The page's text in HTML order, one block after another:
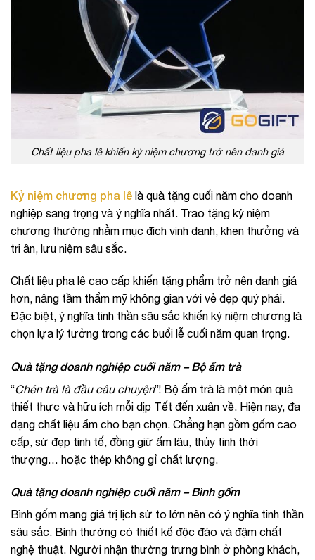
Chất liệu pha lê khiến kỷ niệm chương trở nên danh giá
Kỷ niệm chương pha lê là quà tặng cuối năm cho doanh
nghiệp sang trọng và ý nghĩa nhất. Trao tặng kỷ niệm
chương thường nhằm mục đích vinh danh, khen thưởng và
tri ân, lưu niệm sâu sắc.
Chất liệu pha lê cao cấp khiến tặng phẩm trở nên danh giá
hơn, nâng tầm thẩm mỹ không gian với vẻ đẹp quý phái.
Đặc biệt, ý nghĩa tinh thần sâu sắc khiến kỷ niệm chương là
chọn lựa lý tưởng trong các buổi lễ cuối năm quan trọng.
Quà tặng doanh nghiệp cuối năm – Bộ ấm trà
“Chén trà là đầu câu chuyện”! Bộ ấm trà là một món quà
thiết thực và hữu ích mỗi dịp Tết đến xuân về. Hiện nay, đa
dạng chất liệu ấm cho bạn chọn. Chẳng hạn gồm gốm cao
cấp, sứ đẹp tinh tế, đồng giữ ấm lâu, thủy tinh thời
thượng… hoặc thép không gỉ chất lượng.
Quà tặng doanh nghiệp cuối năm – Bình gốm
Bình gốm mang giá trị lịch sử to lớn nên có ý nghĩa tinh thần
sâu sắc. Bình thường có thiết kế độc đáo và đậm chất
nghệ thuật. Người nhận thường trưng bình ở phòng khách,